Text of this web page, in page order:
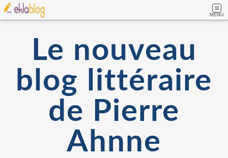
MENU
Le nouveau
blog littéraire
de Pierre
Ahnne